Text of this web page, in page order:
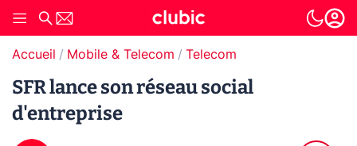
Accueil Mobile & Telecom Telecom
SFR lance son réseau social
d'entreprise